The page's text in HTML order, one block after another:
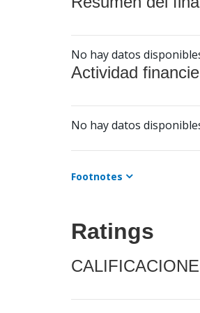
No hay datos
Actividad
No hay datos
Footnotes
Ratings